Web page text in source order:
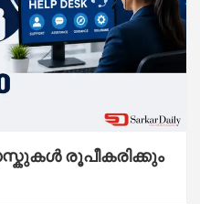
രൂപീകരിക്കും